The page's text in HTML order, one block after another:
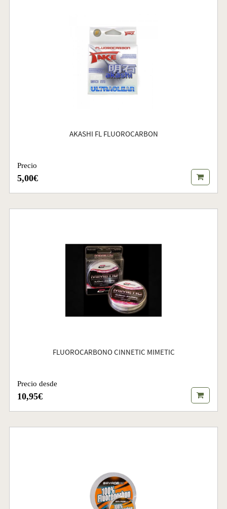
AKASHI FL FLUOROCARBON
Precio
5,00€
FLUOROCARBONO CINNETIC MIMETIC
Precio desde
10,95€